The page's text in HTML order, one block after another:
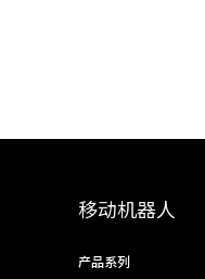
移动机器人
产品系列